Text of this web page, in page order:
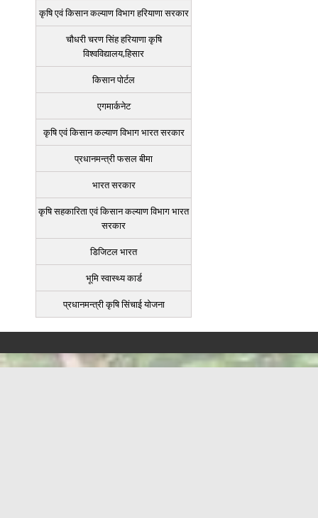
कृषि एवं किसान कल्याण विभाग हरियाणा सरकार
चौधरी चरण सिंह हरियाणा कृषि
विश्वविद्यालय,हिसार
किसान पोर्टल
एगमार्कनेट
कृषि एवं किसान कल्याण विभाग भारत सरकार
प्रधानमन्त्री फसल बीमा
भारत सरकार
कृषि सहकारिता एवं किसान कल्याण विभाग भारत
सरकार
डिजिटल भारत
भूमि स्वास्थ्य कार्ड
प्रधानमन्त्री कृषि सिंचाई योजना